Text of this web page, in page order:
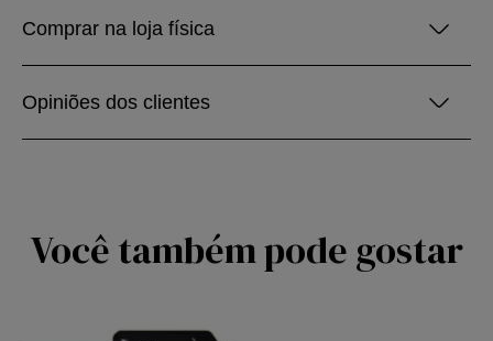
Comprar na loja física
Opiniões dos clientes
Você também pode gostar